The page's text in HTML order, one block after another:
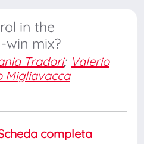
in the
win mix?
Tradori; Valerio
Migliavacca
completa